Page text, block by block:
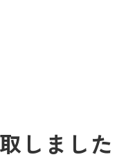
しました